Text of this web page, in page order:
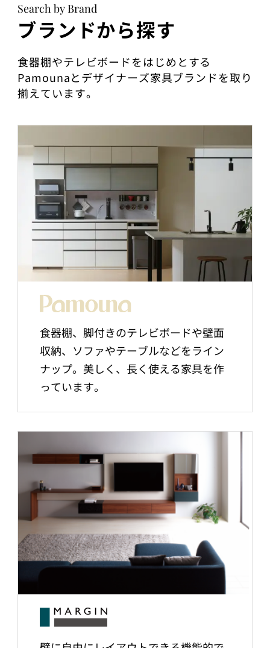
Search by Brand
ブランドから探す
食器棚やテレビボードをはじめとする
Pamounaとデザイナーズ家具ブランドを取り
揃えています。
食器棚、脚付きのテレビボードや壁面
収納、ソファやテーブルなどをライン
ナップ。美しく、長く使える家具を作
っています。